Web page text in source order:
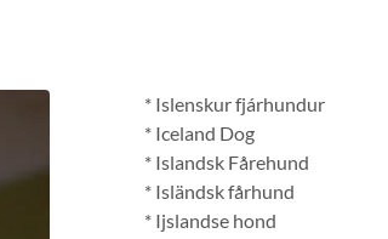
* Islenskur fjárhundur
* Iceland Dog
* Islandsk Fårehund
* Isländsk fårhund
* Ijslandse hond